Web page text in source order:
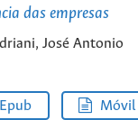
das empresas
José Antonio
Epub Móvil